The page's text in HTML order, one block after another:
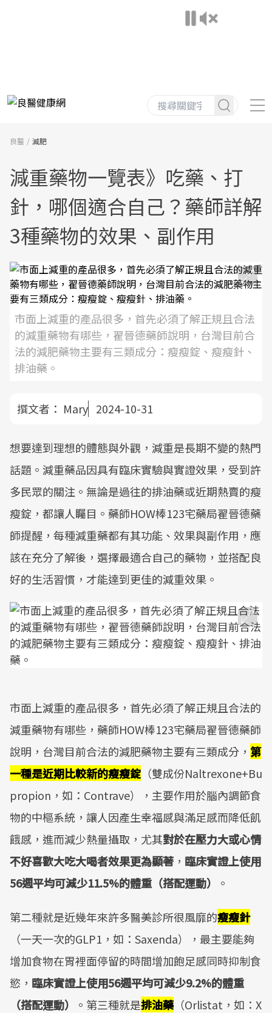
良醫 減肥
減重藥物一覽表》吃藥、打
針，哪個適合自己？藥師詳解
3種藥物的效果、副作用
市面上減重的產品很多，首先必須了解正規且合法
的減重藥物有哪些，翟晉德藥師說明，台灣目前合
法的減肥藥物主要有三類成分：瘦瘦錠、瘦瘦針、
排油藥。
撰文者： Mary 2024-10-31
想要達到理想的體態與外觀，減重是長期不變的熱門
話題。減重藥品因具有臨床實驗與實證效果，受到許
多民眾的關注。無論是過往的排油藥或近期熱賣的瘦
瘦錠，都讓人矚目。藥師HOW棒123宅藥局翟晉德藥
師提醒，每種減重藥都有其功能、效果與副作用，應
該在充分了解後，選擇最適合自己的藥物，並搭配良
好的生活習慣，才能達到更佳的減重效果。
市面上減重的產品很多，首先必須了解正規且合法的
減重藥物有哪些，藥師HOW棒123宅藥局翟晉德藥師
說明，台灣目前合法的減肥藥物主要有三類成分， 第
一種是近期比較新的瘦瘦錠（雙成份Naltrexone+Bu
propion，如：Contrave），主要作用於腦內調節食
物的中樞系統，讓人因產生幸福感與滿足感而降低飢
餓感，進而減少熱量攝取，尤其對於在壓力大或心情
不好喜歡大吃大喝者效果更為顯著 ， 臨床實證上使用
56週平均可減少11.5%的體重（搭配運動）
。
第二種就是近幾年來許多醫美診所很風靡的瘦瘦針
（一天一次的GLP1，如：Saxenda），最主要能夠
增加食物在胃裡面停留的時間增加飽足感同時抑制食
慾， 臨床實證上使用56週平均可減少9.2%的體重
（搭配運動）
。第三種就是排油藥 （Orlistat，如：X